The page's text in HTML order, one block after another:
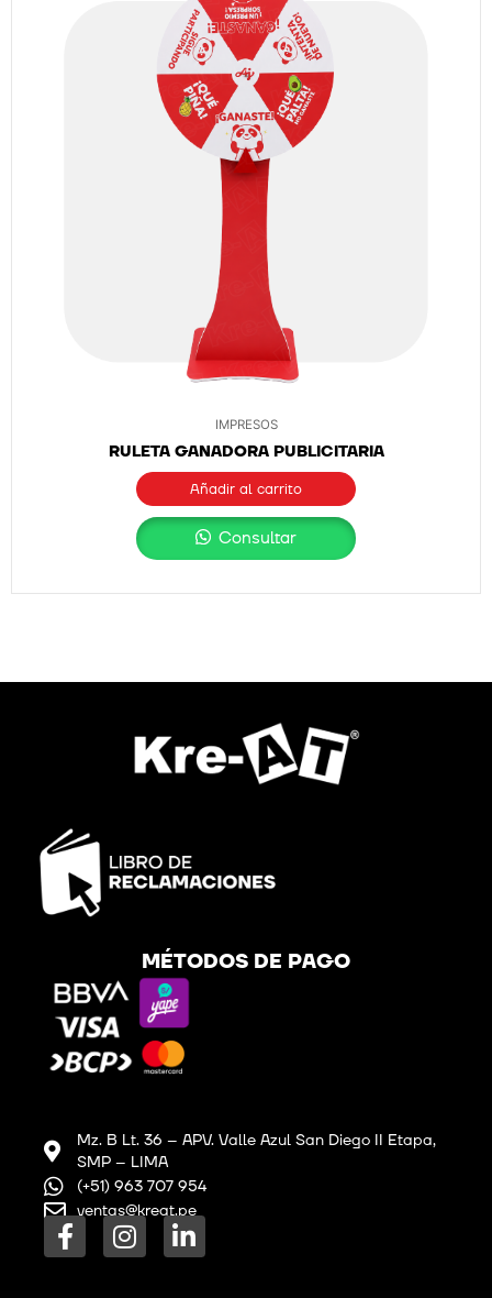
IMPRESOS
RULETA GANADORA PUBLICITARIA
Añadir al carrito
Consultar
MÉTODOS DE PAGO
Mz. B Lt. 36 – APV. Valle Azul San Diego II Etapa,
SMP – LIMA
(+51) 963 707 954
ventas@kreat.pe
F
a
I
n
L
i